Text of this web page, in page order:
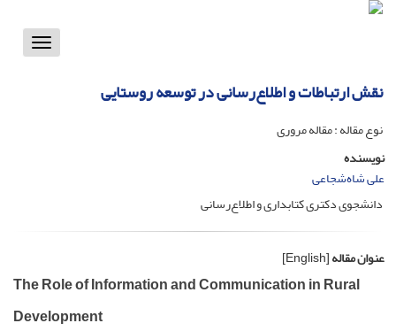
Toggle
نقش ارتباطات و اطلاع‌رسانی در توسعه روستایی
نوع مقاله : مقاله مروری
نویسنده
علی شاه‌شجاعی
دانشجوی دکتری کتابداری و اطلاع‌رسانی
عنوان مقاله[English]
The Role of Information and Communication in Rural
Development